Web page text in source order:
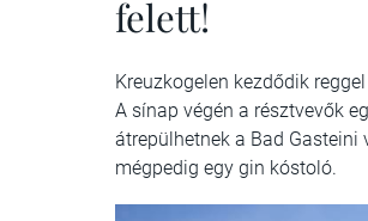
felett!
Kreuzkogelen kezdődik
A sínap végén a résztvevők
átrepülhetnek a Bad Gasteini
mégpedig egy gin kóstoló.